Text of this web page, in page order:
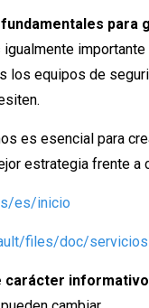
para
los equipos de
es esencial para
estrategia frente a
es/inicio
files/doc/
carácter informativo